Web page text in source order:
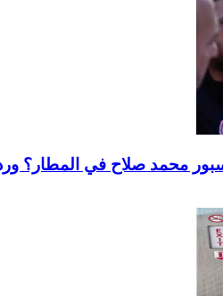
محمد صلاح في المطار؟